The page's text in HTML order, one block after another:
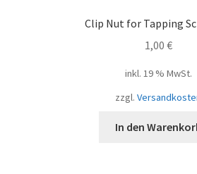
Clip Nut for Tapping
1,00 €
inkl. 19 % MwSt.
zzgl.
In den